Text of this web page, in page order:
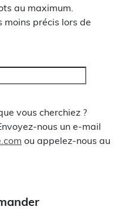
au maximum.
moins précis lors de
vous cherchiez ?
nous un e-mail
ou appelez-nous au